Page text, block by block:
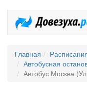
Главная
Автобусная
Автобус Москва